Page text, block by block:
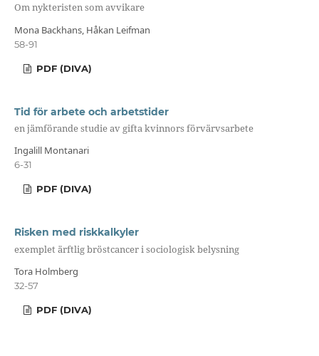
Om nykteristen som avvikare
Mona Backhans, Håkan Leifman
58-91
PDF (DIVA)
Tid för arbete och arbetstider
en jämförande studie av gifta kvinnors förvärvsarbete
Ingalill Montanari
6-31
PDF (DIVA)
Risken med riskkalkyler
exemplet ärftlig bröstcancer i sociologisk belysning
Tora Holmberg
32-57
PDF (DIVA)